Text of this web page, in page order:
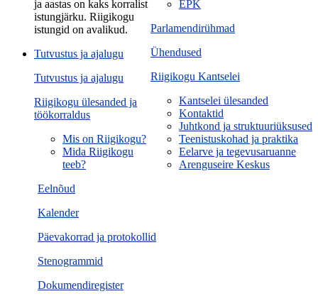
EPK
Parlamendirühmad
Ühendused
Riigikogu Kantselei
Kantselei ülesanded
Kontaktid
Juhtkond ja struktuuriüksused
Teenistuskohad ja praktika
Eelarve ja tegevusaruanne
Arenguseire Keskus
ja aastas on kaks korralist
istungjärku. Riigikogu
istungid on avalikud.
Eelnõud
Kalender
Päevakorrad ja protokollid
Stenogrammid
Dokumendiregister
Tutvustus ja ajalugu
Tutvustus ja ajalugu
Riigikogu ülesanded ja
töökorraldus
Mis on Riigikogu?
Mida Riigikogu
teeb?